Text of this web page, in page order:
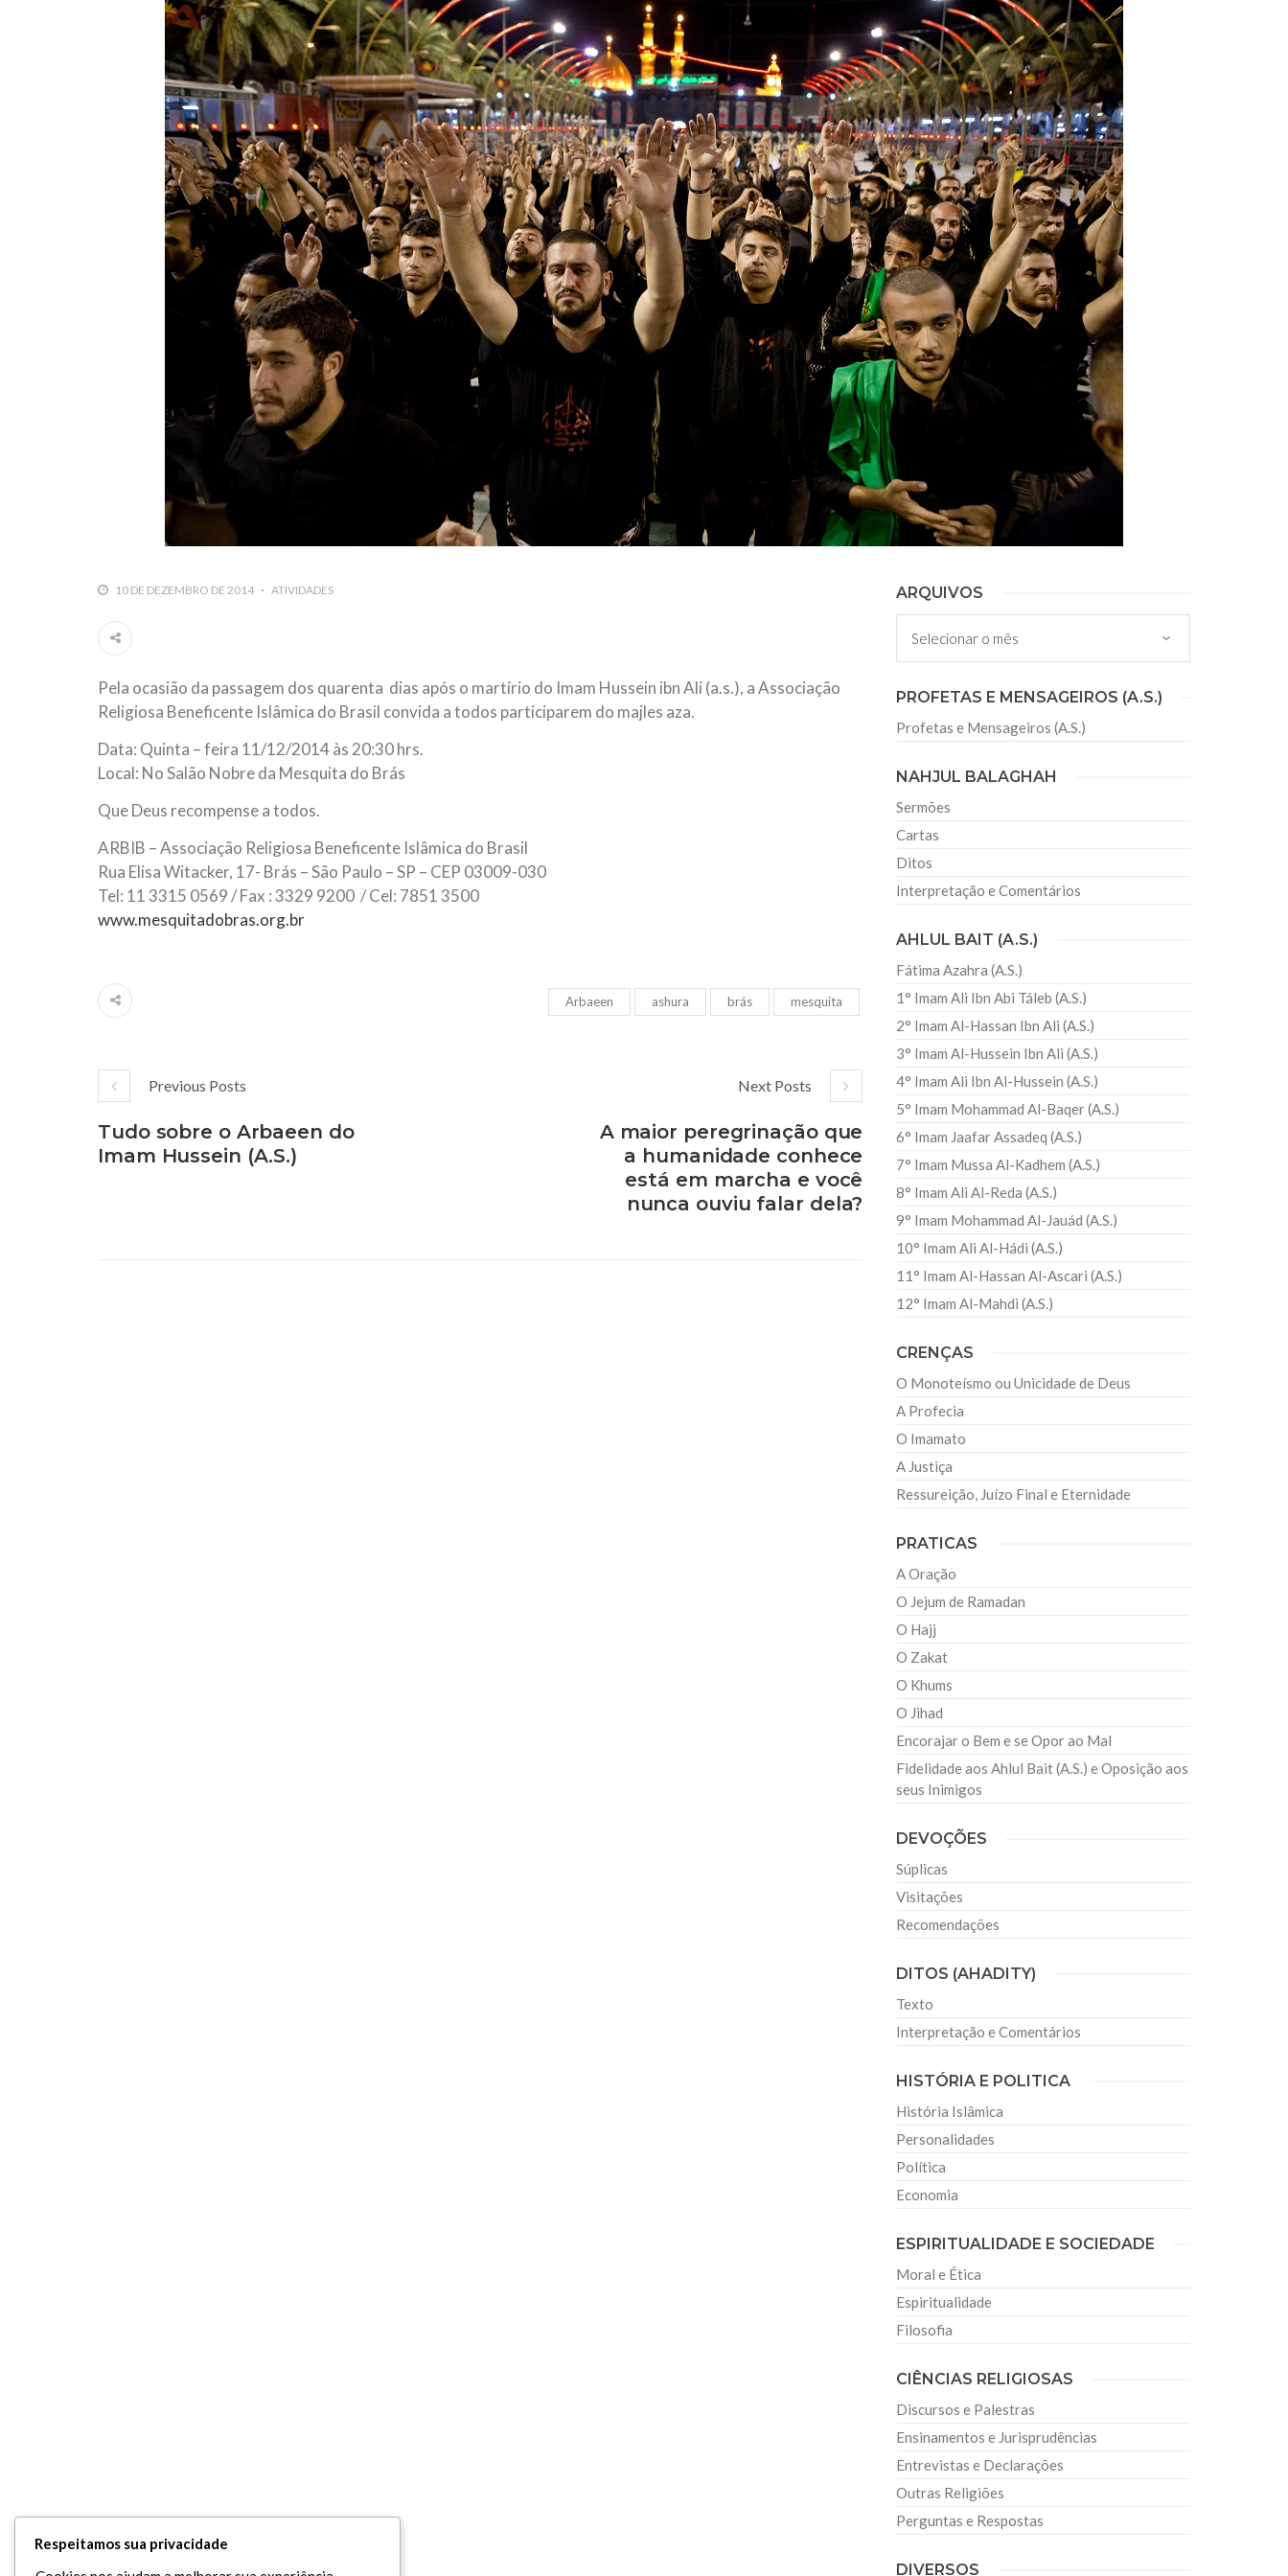
10 DE NOVEMBRO DE 2013
Falecimento do Imam Ali Ibn Al-Hussein (A.S.)
Em nome de Deus, o Clemente, o Misericordioso! Diante da data em que
relembramos o martírio do quarto Imam dos muçulmanos, o Imam Ali Ibn Al-
Hussein Ibn Ali Ibn Abi Táleb (A.S.), conhecido por “Zein Al-Ábidin” (Formosura
NOTÍCIAS
3 DE JULHO DE 2014
Centro Islâmico no Brasil recebe o ex-ministro das
Relações Exteriores da República Islâmica do Irã
Na noite da quinta-feira, 03 de Abril, o Centro Islâmico no Brasil recebeu em sua
sede, em São Paulo, o ex-ministro das Relações Exteriores da República Islâmica
do Irã, Sr. Kamal Kharrazi, que encontra-se visitando
10 DE DEZEMBRO DE 2014 ATIVIDADES
Pela ocasião da passagem dos quarenta dias após o martírio do Imam Hussein ibn Ali (a.s.), a Associação
Religiosa Beneficente Islâmica do Brasil convida a todos participarem do majles aza.
Data: Quinta – feira 11/12/2014 às 20:30 hrs.
Local: No Salão Nobre da Mesquita do Brás
Que Deus recompense a todos.
ARBIB – Associação Religiosa Beneficente Islâmica do Brasil
Rua Elisa Witacker, 17- Brás – São Paulo – SP – CEP 03009-030
Tel: 11 3315 0569 / Fax : 3329 9200 / Cel: 7851 3500
www.mesquitadobras.org.br
Arbaeen ashura brás mesquita
Previous Posts
Tudo sobre o Arbaeen do
Imam Hussein (A.S.)
Next Posts
A maior peregrinação que
a humanidade conhece
está em marcha e você
nunca ouviu falar dela?
ARQUIVOS
Arquivos
PROFETAS E MENSAGEIROS (A.S.)
Profetas e Mensageiros (A.S.)
NAHJUL BALAGHAH
Sermões
Cartas
Ditos
Interpretação e Comentários
AHLUL BAIT (A.S.)
Fátima Azahra (A.S.)
1° Imam Ali Ibn Abi Táleb (A.S.)
2° Imam Al-Hassan Ibn Ali (A.S.)
3° Imam Al-Hussein Ibn Ali (A.S.)
4° Imam Ali Ibn Al-Hussein (A.S.)
5° Imam Mohammad Al-Baqer (A.S.)
6° Imam Jaafar Assadeq (A.S.)
7° Imam Mussa Al-Kadhem (A.S.)
8° Imam Ali Al-Reda (A.S.)
9° Imam Mohammad Al-Jauád (A.S.)
10° Imam Ali Al-Hádi (A.S.)
11° Imam Al-Hassan Al-Ascari (A.S.)
12° Imam Al-Mahdi (A.S.)
CRENÇAS
O Monoteísmo ou Unicidade de Deus
A Profecia
O Imamato
A Justiça
Ressureição, Juízo Final e Eternidade
PRATICAS
A Oração
O Jejum de Ramadan
O Hajj
O Zakat
O Khums
O Jihad
Encorajar o Bem e se Opor ao Mal
Fidelidade aos Ahlul Bait (A.S.) e Oposição aos
seus Inimigos
DEVOÇÕES
Súplicas
Visitações
Recomendações
DITOS (AHADITY)
Texto
Interpretação e Comentários
HISTÓRIA E POLITICA
História Islâmica
Personalidades
Política
Economia
ESPIRITUALIDADE E SOCIEDADE
Moral e Ética
Espiritualidade
Filosofia
CIÊNCIAS RELIGIOSAS
Discursos e Palestras
Ensinamentos e Jurisprudências
Entrevistas e Declarações
Outras Religiões
Perguntas e Respostas
DIVERSOS
Respeitamos sua privacidade